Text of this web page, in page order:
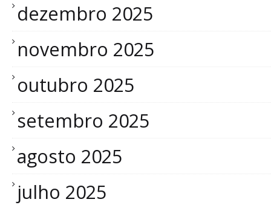
dezembro 2025
novembro 2025
outubro 2025
setembro 2025
agosto 2025
julho 2025